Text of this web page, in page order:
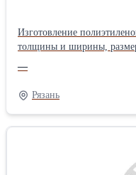
Изготовление
толщины и ширины,
полурукав, полотно - термоусадочная - техническая - для
глубокой заморозки продуктов
прозрачности - с рифлением и без - с флексопечатью - цветная -
—
Рязань